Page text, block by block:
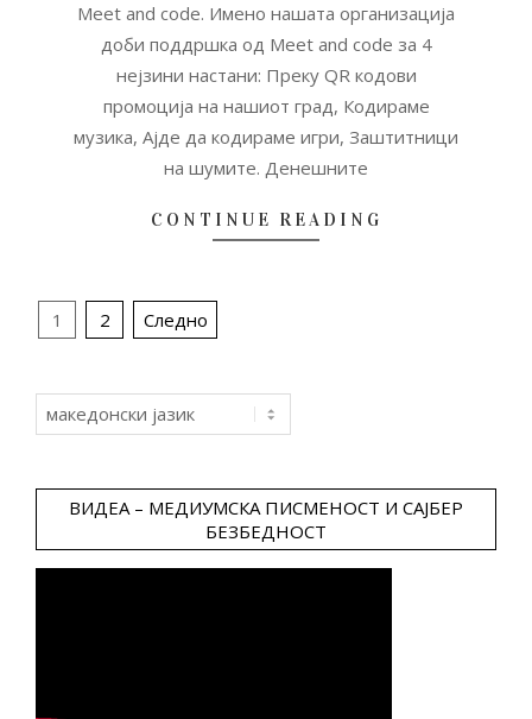
Meet and code. Имено нашата организација
доби поддршка од Meet and code за 4
нејзини настани: Преку QR кодови
промоција на нашиот град, Кодираме
музика, Ајде да кодираме игри, Заштитници
на шумите. Денешните
CONTINUE READING
Posts
1 2 Следно
a
ВИДЕА – МЕДИУМСКА ПИСМЕНОСТ И САЈБЕР
БЕЗБЕДНОСТ